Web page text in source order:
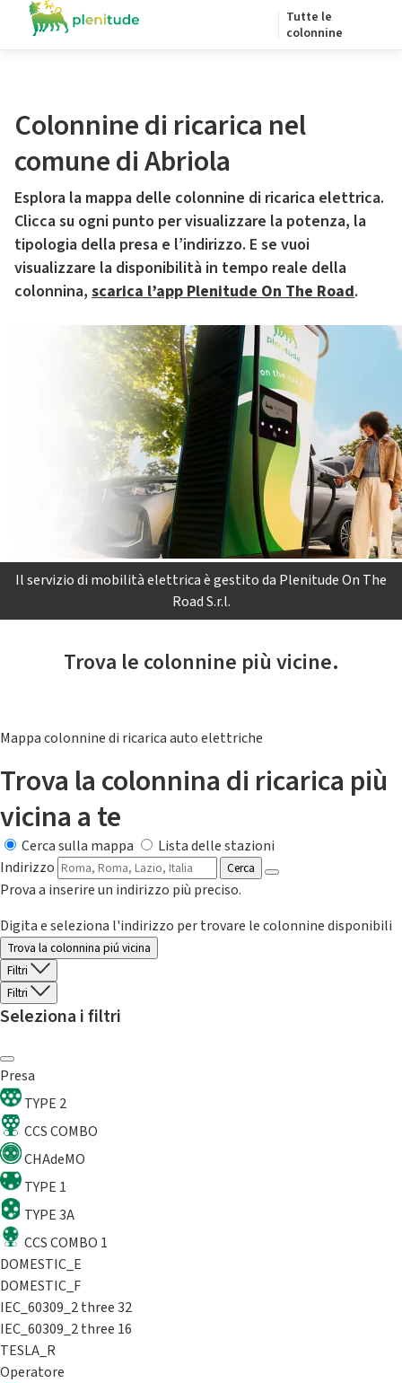
Tutte le
colonnine
Colonnine di ricarica nel
comune di Abriola
Esplora la mappa delle colonnine di ricarica elettrica.
Clicca su ogni punto per visualizzare la potenza, la
tipologia della presa e l’indirizzo. E se vuoi
visualizzare la disponibilità in tempo reale della
colonnina, scarica l’app Plenitude On The Road.
Il servizio di mobilità elettrica è gestito da Plenitude On The
Road S.r.l.
Trova le colonnine più vicine.
Mappa colonnine di ricarica auto elettriche
Trova la colonnina di ricarica più
vicina a te
Cerca sulla mappa
Lista delle stazioni
Indirizzo
Cerca
Prova a inserire un indirizzo più preciso.
Digita e seleziona l'indirizzo per trovare le colonnine disponibili
Trova la colonnina piú vicina
Filtri
Filtri
Seleziona i filtri
Presa
TYPE 2
CCS COMBO
CHAdeMO
TYPE 1
TYPE 3A
CCS COMBO 1
DOMESTIC_E
DOMESTIC_F
IEC_60309_2 three 32
IEC_60309_2 three 16
TESLA_R
Operatore